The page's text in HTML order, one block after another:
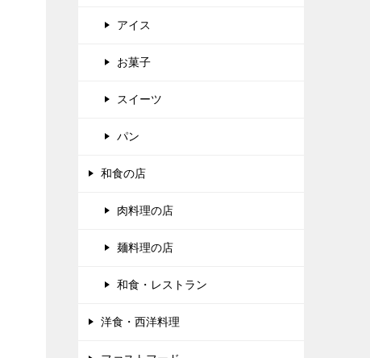
妻とランチに行ったり、
味しいものが大好きな二人です。
される話題の商品も紹介しています。